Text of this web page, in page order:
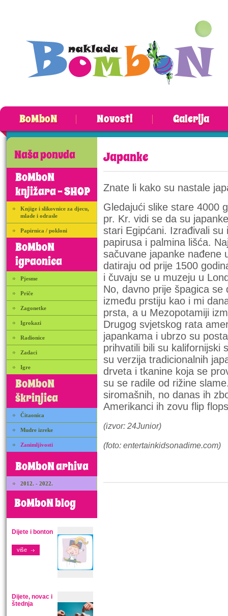
BoMboN Novosti Galerija
Naša ponuda
BoMboN
knjižara - SHOP
Knjige i slikovnice za djecu,
mlade i odrasle
Papirnica / pokloni
BoMboN
igraonica
Pjesme
Priče
Zagonetke
Igrokazi
Radionice
Zadaci
Igre
BoMboN
škrinjica
Čitaonica
Mudre izreke
Zanimljivosti
BoMboN arhiva
2012. - 2022.
BoMboN blog
Dijete i bonton
više
Dijete, novac i
štednja
Japanke
Znate li kako su nastale
Gledajući slike stare 4000
pr. Kr. vidi se da su
stari Egipćani. Izrađivali su
papirusa i palmina lišća.
sačuvane japanke nađene
datiraju od prije 1500
i čuvaju se u muzeju u
No, davno prije špagica se
između prstiju kao i mi
prsta, a u Mezopotamiji
Drugog svjetskog rata
japankama i ubrzo su
prihvatili bili su kalifornijski
su verzija tradicionalnih
drveta i tkanine koja se
su se radile od rižine
siromašnih, no danas ih
Amerikanci ih zovu flip
(izvor: 24Junior)
(foto: entertainkidsonadime.com)